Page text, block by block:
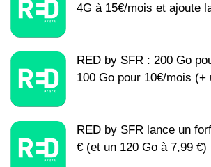
4G à 15€/mois et ajoute
RED by SFR : 200 Go
100 Go pour 10€/mois (+
RED by SFR lance un
€ (et un 120 Go à 7,99 €)